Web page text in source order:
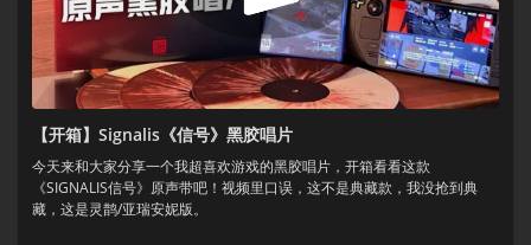
【开箱】Signalis《信号》黑胶唱片
今天来和大家分享一个我超喜欢游戏的黑胶唱片，开箱看看这款
《SIGNALIS信号》原声带吧！视频里口误，这不是典藏款，我没抢到典
藏，这是灵鹊/亚瑞安妮版。